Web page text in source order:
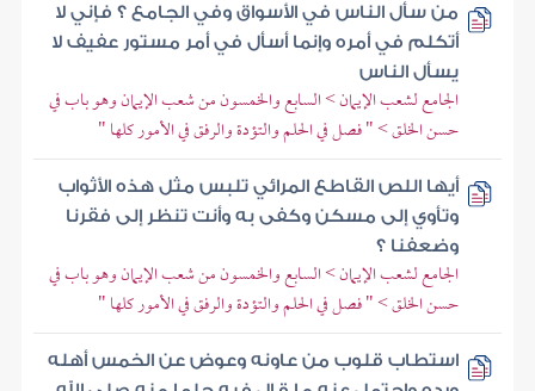
من سأل الناس في الأسواق وفي الجامع ؟ فإني لا
أتكلم في أمره وإنما أسأل في أمر مستور عفيف لا
يسأل الناس
الجامع لشعب الإيمان > السابع والخمسون من شعب الإيمان وهو باب في
حسن الخلق > " فصل في الحلم والتؤدة والرفق في الأمور كلها "
أيها اللص القاطع المرائي تلبس مثل هذه الأثواب
وتأوي إلى مسكن وكفى به وأنت تنظر إلى فقرنا
وضعفنا ؟
الجامع لشعب الإيمان > السابع والخمسون من شعب الإيمان وهو باب في
حسن الخلق > " فصل في الحلم والتؤدة والرفق في الأمور كلها "
استطاب قلوب من عاونه وعوض عن الخمس أهله